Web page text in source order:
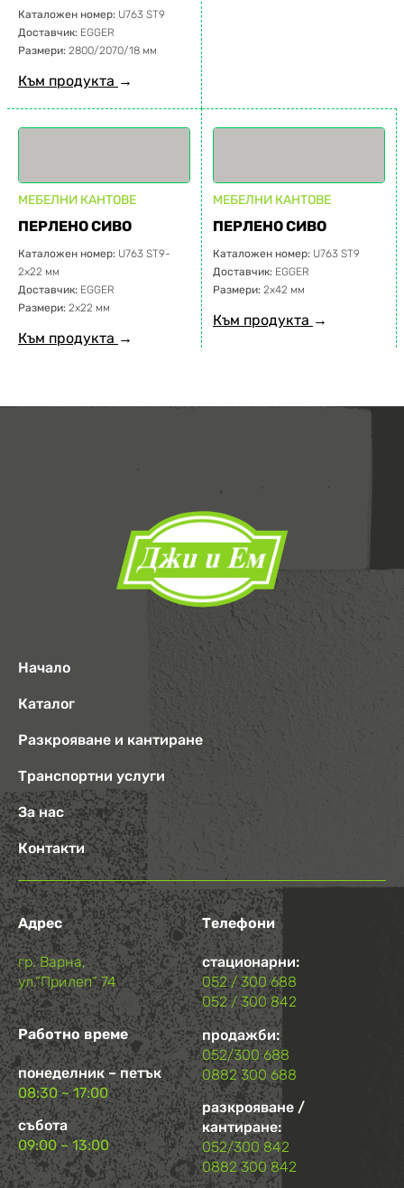
Каталожен номер: U763 ST9
Доставчик: EGGER
Размери: 2800/2070/18 мм
Към продукта →
МЕБЕЛНИ КАНТОВЕ
ПЕРЛЕНО СИВО
Каталожен номер: U763 ST9-
2х22 мм
Доставчик: EGGER
Размери: 2х22 мм
Към продукта →
МЕБЕЛНИ КАНТОВЕ
ПЕРЛЕНО СИВО
Каталожен номер: U763 ST9
Доставчик: EGGER
Размери: 2х42 мм
Към продукта →
Начало
Каталог
Разкрояване и кантиране
Транспортни услуги
За нас
Контакти
Адрес
гр. Варна,
ул.“Прилеп“ 74
Работно време
понеделник – петък
08:30 – 17:00
събота
09:00 – 13:00
Телефони
стационарни:
052 / 300 688
052 / 300 842
продажби:
052/300 688
0882 300 688
разкрояване /
кантиране:
052/300 842
0882 300 842